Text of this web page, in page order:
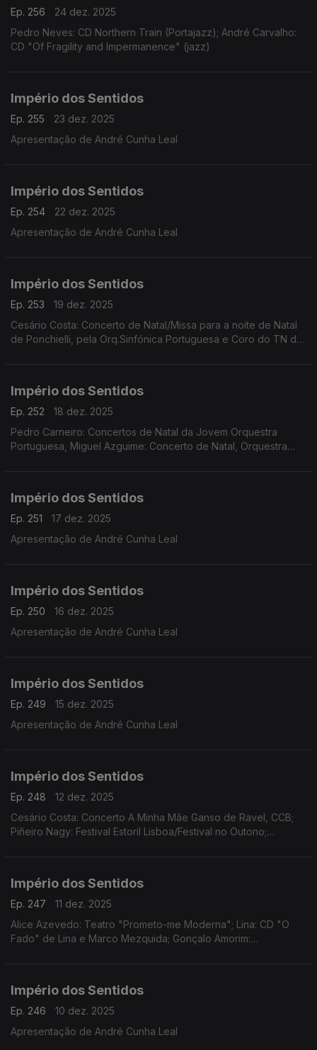
Ep. 256
24 dez. 2025
Pedro Neves: CD Northern Train (Portajazz); André Carvalho:
CD "Of Fragility and Impermanence" (jazz)
Império dos Sentidos
Ep. 255
23 dez. 2025
Apresentação de André Cunha Leal
Império dos Sentidos
Ep. 254
22 dez. 2025
Apresentação de André Cunha Leal
Império dos Sentidos
Ep. 253
19 dez. 2025
Cesário Costa: Concerto de Natal/Missa para a noite de Natal
de Ponchielli, pela Orq.Sinfónica Portuguesa e Coro do TN de
Império dos Sentidos
Ep. 252
18 dez. 2025
Pedro Carneiro: Concertos de Natal da Jovem Orquestra
Portuguesa, Miguel Azguime: Concerto de Natal, Orquestra
Império dos Sentidos
Ep. 251
17 dez. 2025
Apresentação de André Cunha Leal
Império dos Sentidos
Ep. 250
16 dez. 2025
Apresentação de André Cunha Leal
Império dos Sentidos
Ep. 249
15 dez. 2025
Apresentação de André Cunha Leal
Império dos Sentidos
Ep. 248
12 dez. 2025
Cesário Costa: Concerto A Minha Mãe Ganso de Ravel, CCB;
Piñeiro Nagy: Festival Estoril Lisboa/Festival no Outono;
Império dos Sentidos
Ep. 247
11 dez. 2025
Alice Azevedo: Teatro "Prometo-me Moderna"; Lina: CD "O
Fado" de Lina e Marco Mezquida; Gonçalo Amorim:
Império dos Sentidos
Ep. 246
10 dez. 2025
Apresentação de André Cunha Leal